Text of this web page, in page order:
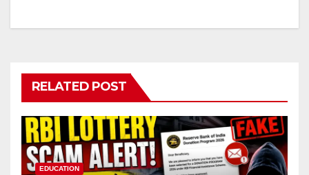
RELATED POST
EDUCATION